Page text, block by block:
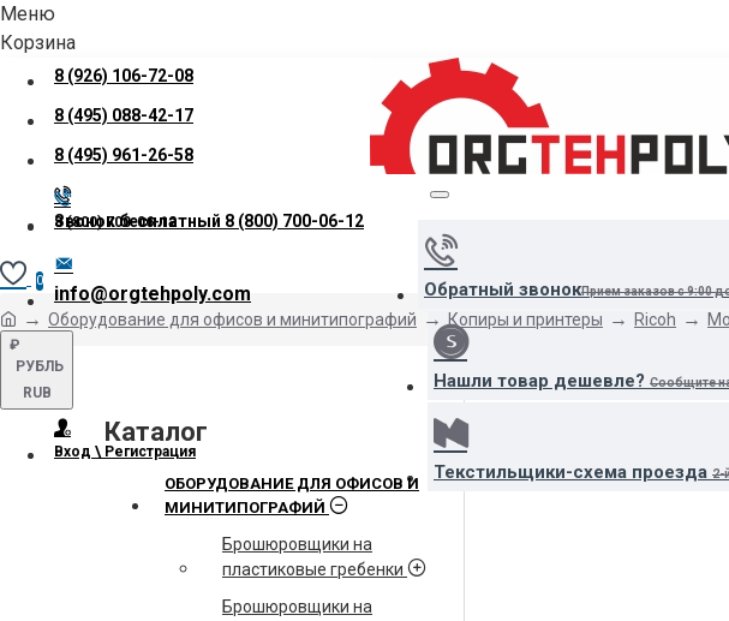
Меню
Корзина
8 (926) 106-72-08
8 (495) 088-42-17
8 (495) 961-26-58
Звонок бесплатный 8 (800) 700-06-12
info@orgtehpoly.com
₽
РУБЛЬ
RUB
Вход \ Регистрация
Обратный звонокПрием заказов с 9:00
Нашли товар дешевле? Сообщите
Текстильщики-схема проезда 2-
8 (800) 700-06-12
0
Оборудование для офисов и минитипографий Копиры и принтеры Ricoh
Каталог
ОБОРУДОВАНИЕ ДЛЯ ОФИСОВ И
МИНИТИПОГРАФИЙ
Брошюровщики на
пластиковые гребенки
Брошюровщики на